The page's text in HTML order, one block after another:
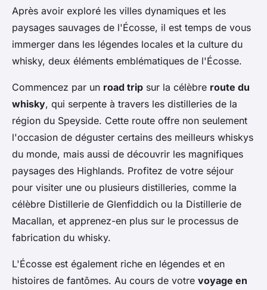
Après avoir exploré les villes dynamiques et les
paysages sauvages de l'Écosse, il est temps de vous
immerger dans les légendes locales et la culture du
whisky, deux éléments emblématiques de l'Écosse.
Commencez par un road trip sur la célèbre route du
whisky, qui serpente à travers les distilleries de la
région du Speyside. Cette route offre non seulement
l'occasion de déguster certains des meilleurs whiskys
du monde, mais aussi de découvrir les magnifiques
paysages des Highlands. Profitez de votre séjour
pour visiter une ou plusieurs distilleries, comme la
célèbre Distillerie de Glenfiddich ou la Distillerie de
Macallan, et apprenez-en plus sur le processus de
fabrication du whisky.
L'Écosse est également riche en légendes et en
histoires de fantômes. Au cours de votre voyage en